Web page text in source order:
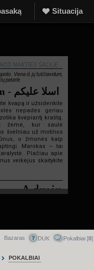
Situacija
NAKTIES ŠALYJE...
Viena iš jų tuščiavidurė,
patarlė.
Salamu 'lekum - اسلا عليكم
kvapą ir užsidenkite
nepadės geriau
kvepiantį kraštą.
žemė, kur saulė
švelniau už motinos
o žmonės kaip
Marokas – tai
Plačiau apie
veikėjus skaitykite
Admin
Bazaras DUK Pokalbiai [0]
POKALBIAI